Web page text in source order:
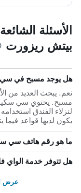
الأسئلة
بيتش ريزورت
هل يوجد مسبح في
نعم. يبحث العديد من
مسبح. يحتوي سي
لنزلاء الفندق
يكون لديها قواعد فيما
ما هو رقم هاتف سي
هل تتوفر خدمة
عرض